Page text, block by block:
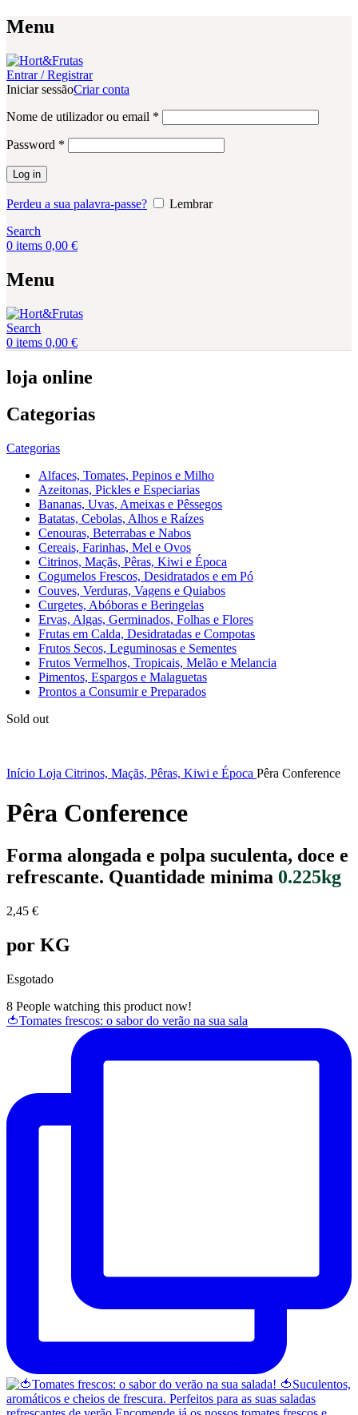
Menu
Entrar / Registrar
Iniciar sessãoCriar conta
Nome de utilizador ou email *
Password *
Log in
Perdeu a sua palavra-passe?
Lembrar
Search
0 items 0,00 €
Menu
Search
0 items 0,00 €
loja online
Categorias
Categorias
Alfaces, Tomates, Pepinos e Milho
Azeitonas, Pickles e Especiarias
Bananas, Uvas, Ameixas e Pêssegos
Batatas, Cebolas, Alhos e Raízes
Cenouras, Beterrabas e Nabos
Cereais, Farinhas, Mel e Ovos
Citrinos, Maçãs, Pêras, Kiwi e Época
Cogumelos Frescos, Desidratados e em Pó
Couves, Verduras, Vagens e Quiabos
Curgetes, Abóboras e Beringelas
Ervas, Algas, Germinados, Folhas e Flores
Frutas em Calda, Desidratadas e Compotas
Frutos Secos, Leguminosas e Sementes
Frutos Vermelhos, Tropicais, Melão e Melancia
Pimentos, Espargos e Malaguetas
Prontos a Consumir e Preparados
Sold out
Início Loja Citrinos, Maçãs, Pêras, Kiwi e Época Pêra Conference
Pêra Conference
Forma alongada e polpa suculenta, doce e
refrescante. Quantidade minima 0.225kg
2,45 €
por KG
Esgotado
8 People watching this product now!
🍅Tomates frescos: o sabor do verão na sua sala